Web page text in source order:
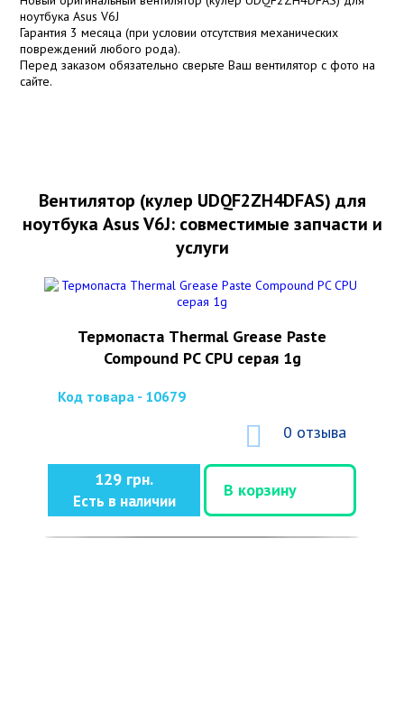
ноутбука Asus V6J
Гарантия 3 месяца (при условии отсутствия механических
повреждений любого рода).
Перед заказом обязательно сверьте Ваш вентилятор с фото на
сайте.
Вентилятор (кулер UDQF2ZH4DFAS) для
ноутбука Asus V6J: совместимые запчасти и
услуги
Термопаста Thermal Grease Paste
Compound PC CPU серая 1g
Код товара - 10679
0 отзыва
129 грн.
Есть в наличии
В корзину